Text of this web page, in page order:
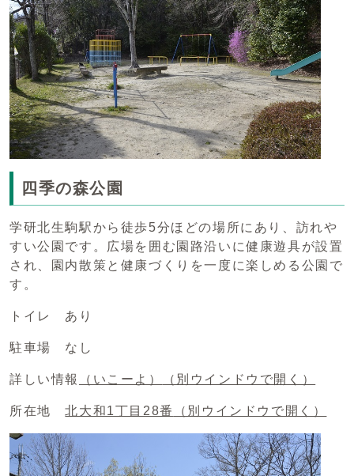
四季の森公園
学研北生駒駅から徒歩5分ほどの場所にあり、訪れや
すい公園です。広場を囲む園路沿いに健康遊具が設置
され、園内散策と健康づくりを一度に楽しめる公園で
す。
トイレ あり
駐車場 なし
詳しい情報 （いこーよ） （別ウインドウで開く）
所在地北大和1丁目28番 （別ウインドウで開く）